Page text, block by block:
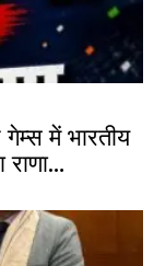
में भारतीय
राणा…